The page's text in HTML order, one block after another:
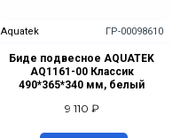
Aquatek ГР-00098610
Биде подвесное AQUATEK
AQ1161-00 Классик
490*365*340 мм, белый
9 110 ₽